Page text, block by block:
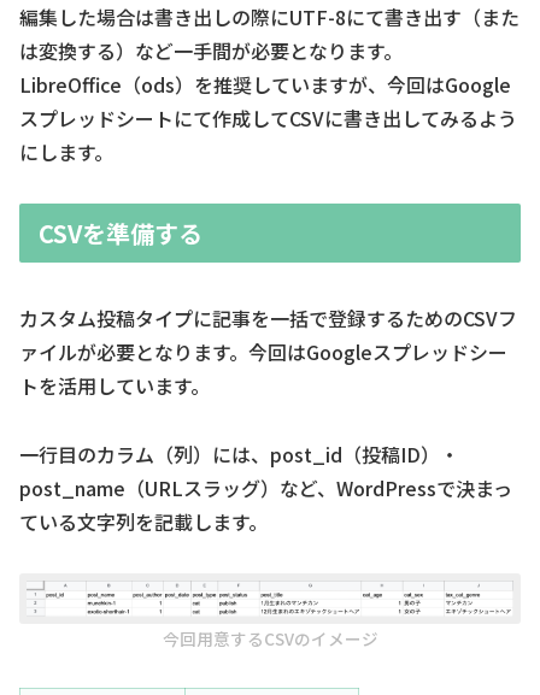
編集した場合は書き出しの際にUTF-8にて書き出す（また
は変換する）など一手間が必要となります。
LibreOffice（ods）を推奨していますが、今回はGoogle
スプレッドシートにて作成してCSVに書き出してみるよう
にします。
CSVを準備する
カスタム投稿タイプに記事を一括で登録するためのCSVフ
ァイルが必要となります。今回はGoogleスプレッドシー
トを活用しています。
一行目のカラム（列）には、post_id（投稿ID）・
post_name（URLスラッグ）など、WordPressで決まっ
ている文字列を記載します。
今回用意するCSVのイメージ